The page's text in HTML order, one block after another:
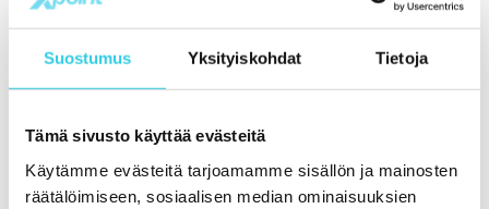
Suostumus Yksityiskohdat Tietoja
Tämä sivusto käyttää evästeitä
Käytämme evästeitä tarjoamamme sisällön ja mainosten
räätälöimiseen, sosiaalisen median ominaisuuksien